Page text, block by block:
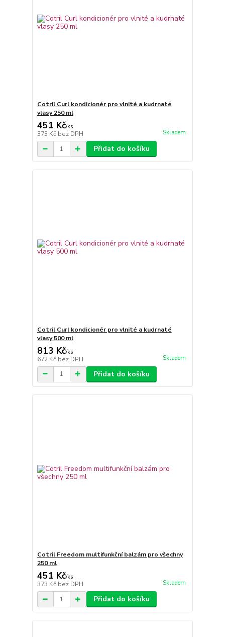
Cotril Curl kondicionér pro vlnité a kudrnaté
vlasy 250 ml
451 Kč/ks
373 Kč bez DPH Skladem
Přidat do košíku
Cotril Curl kondicionér pro vlnité a kudrnaté
vlasy 500 ml
813 Kč/ks
672 Kč bez DPH Skladem
Přidat do košíku
Cotril Freedom multifunkční balzám pro všechny
250 ml
451 Kč/ks
373 Kč bez DPH Skladem
Přidat do košíku